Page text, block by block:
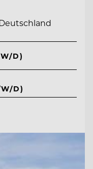
D)
D)